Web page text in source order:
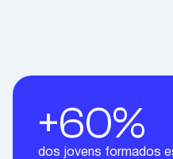
+60%
dos jovens formados